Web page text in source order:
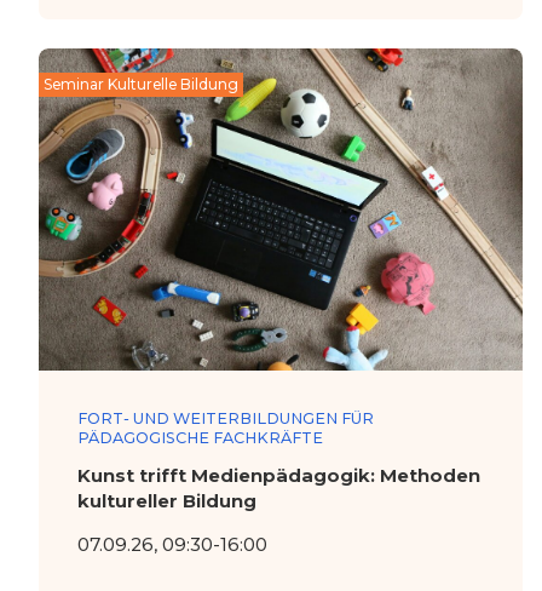
Seminar Kulturelle Bildung
FORT- UND WEITERBILDUNGEN FÜR
PÄDAGOGISCHE FACHKRÄFTE
Kunst trifft Medienpädagogik: Methoden
kultureller Bildung
07.09.26, 09:30-16:00